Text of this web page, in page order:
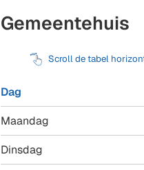
Gemeentehuis
Scroll de tabel
Dag
Maandag
Dinsdag